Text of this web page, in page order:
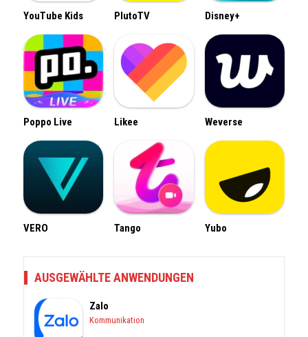
YouTube Kids PlutoTV Disney+
Poppo Live Likee Weverse
VERO Tango Yubo
AUSGEWÄHLTE ANWENDUNGEN
Zalo
Kommunikation